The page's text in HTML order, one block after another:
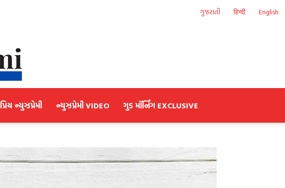
ગુજરાતી हिन्दी English
પ્રિય ન્યુઝપ્રેમી ન્યુઝપ્રેમી VIDEO ગુડ મૉર્નિંગ EXCLUSIVE